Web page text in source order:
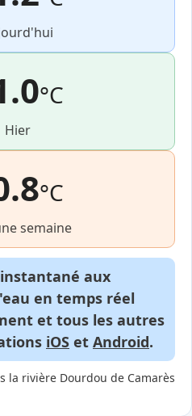
°C
Hier
°C
semaine
aux
en temps réel
et tous les autres
iOS et Android.
la rivière Dourdou de Camarès